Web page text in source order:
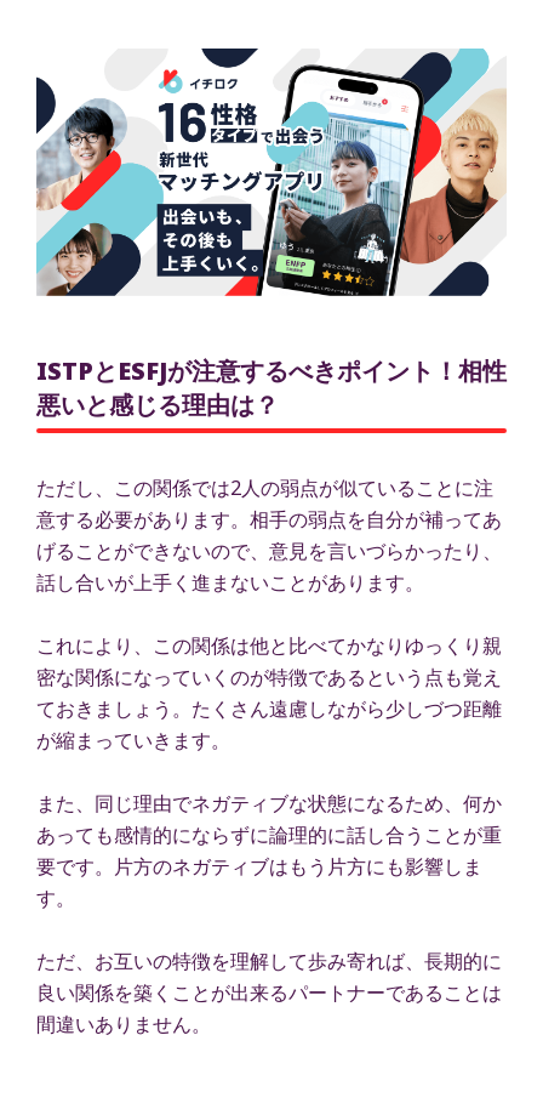
ISTPとESFJが注意するべきポイント！相性
悪いと感じる理由は？
ただし、この関係では2人の弱点が似ていることに注
意する必要があります。相手の弱点を自分が補ってあ
げることができないので、意見を言いづらかったり、
話し合いが上手く進まないことがあります。
これにより、この関係は他と比べてかなりゆっくり親
密な関係になっていくのが特徴であるという点も覚え
ておきましょう。たくさん遠慮しながら少しづつ距離
が縮まっていきます。
また、同じ理由でネガティブな状態になるため、何か
あっても感情的にならずに論理的に話し合うことが重
要です。片方のネガティブはもう片方にも影響しま
す。
ただ、お互いの特徴を理解して歩み寄れば、長期的に
良い関係を築くことが出来るパートナーであることは
間違いありません。